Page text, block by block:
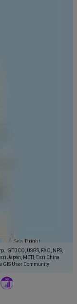
GEBCO, USGS, FAO, NPS,
Japan, METI, Esri China
GIS User Community